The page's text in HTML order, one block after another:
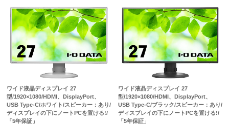
ワイド液晶ディスプレイ 27
型/1920×1080/HDMI、DisplayPort、
USB Type-C/ホワイト/スピーカー：あり/
ディスプレイの下にノートPCを置ける!/
「5年保証」
ワイド液晶ディスプレイ 27
型/1920×1080/HDMI、DisplayPort、
USB Type-C/ブラック/スピーカー：あり/
ディスプレイの下にノートPCを置ける!/
「5年保証」